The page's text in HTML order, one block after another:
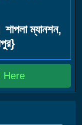
ম্যানশন,
Here